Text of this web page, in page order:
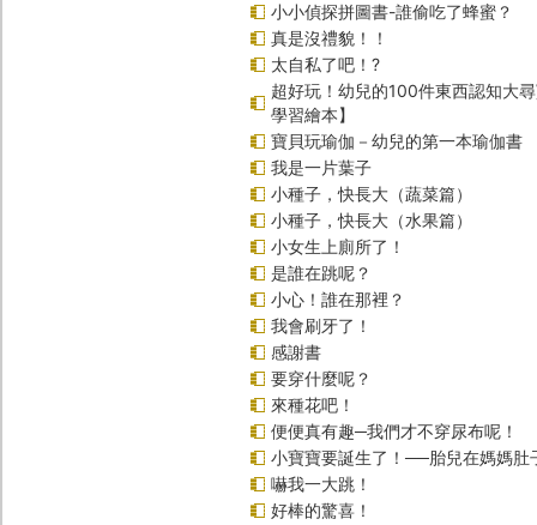
小小偵探拼圖書-誰偷吃了蜂蜜？
真是沒禮貌！！
太自私了吧！?
超好玩！幼兒的100件東西認知大
學習繪本】
寶貝玩瑜伽－幼兒的第一本瑜伽書
我是一片葉子
小種子，快長大（蔬菜篇）
小種子，快長大（水果篇）
小女生上廁所了！
是誰在跳呢？
小心！誰在那裡？
我會刷牙了！
感謝書
要穿什麼呢？
來種花吧！
便便真有趣─我們才不穿尿布呢！
小寶寶要誕生了！──胎兒在媽媽肚
嚇我一大跳！
好棒的驚喜！